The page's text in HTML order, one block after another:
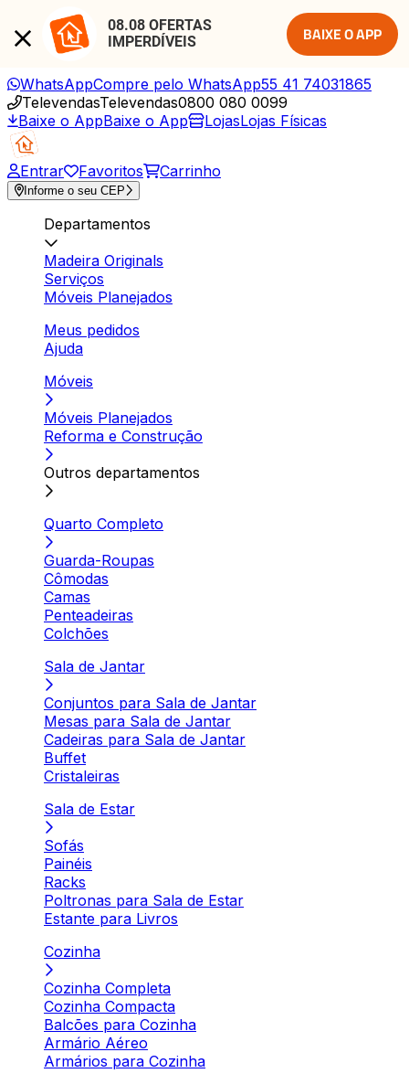
08.08 OFERTAS
IMPERDÍVEIS
BAIXE O APP
WhatsAppCompre pelo WhatsApp55 41 74031865
TelevendasTelevendas0800 080 0099
Baixe o AppBaixe o App LojasLojas Físicas
Entrar Favoritos Carrinho
Informe o seu CEP
Departamentos
Madeira Originals
Serviços
Móveis Planejados
Meus pedidos
Ajuda
Móveis
Móveis Planejados
Reforma e Construção
Outros departamentos
Quarto Completo
Guarda-Roupas
Cômodas
Camas
Penteadeiras
Colchões
Sala de Jantar
Conjuntos para Sala de Jantar
Mesas para Sala de Jantar
Cadeiras para Sala de Jantar
Buffet
Cristaleiras
Sala de Estar
Sofás
Painéis
Racks
Poltronas para Sala de Estar
Estante para Livros
Cozinha
Cozinha Completa
Cozinha Compacta
Balcões para Cozinha
Armário Aéreo
Armários para Cozinha